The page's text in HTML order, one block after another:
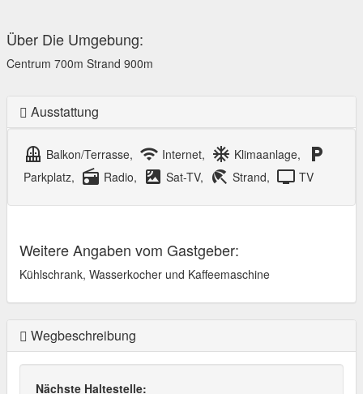
Über Die Umgebung:
Centrum 700m Strand 900m
Ausstattung
balcony Balkon/Terrasse, wifi Internet, ac_unit Klimaanlage, local_parking
Parkplatz, radio Radio, satellite Sat-TV, beach_access Strand, tv TV
Weitere Angaben vom Gastgeber:
Kühlschrank, Wasserkocher und Kaffeemaschine
Wegbeschreibung
Nächste Haltestelle: